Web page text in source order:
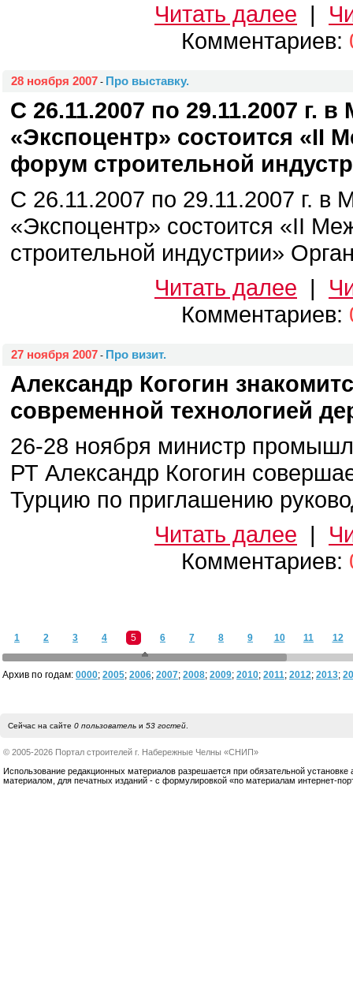
Читать далее |
Комментариев:
28 ноября 2007 - Про выставку.
С 26.11.2007 по 29.11.2007 г.
«Экспоцентр» состоится «II
форум строительной
С 26.11.2007 по 29.11.2007 г. в
«Экспоцентр» состоится «II
строительной индустрии»
Читать далее |
Комментариев:
27 ноября 2007 - Про визит.
Александр Когогин
современной технологией
26-28 ноября министр
РТ Александр Когогин
Турцию по приглашению
Читать далее |
Комментариев:
1 2 3 4 5 6 7 8 9 10 11 12
Архив по годам: 0000; 2005; 2006; 2007; 2008; 2009; 2010; 2011; 2012; 2013;
Сейчас на сайте 0 пользовательи 53 гостей.
© 2005-2026 Портал строителей г. Набережные Челны «СНИП»
Использование редакционных материалов разрешается при обязательной установке
материалом, для печатных изданий - с формулировкой «по материалам интернет-